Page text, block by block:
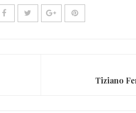
Tiziano